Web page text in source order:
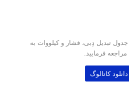
تبدیل دِبی، فشار و کیلووات به
دانلود کاتالوگ